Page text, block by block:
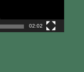
02:02